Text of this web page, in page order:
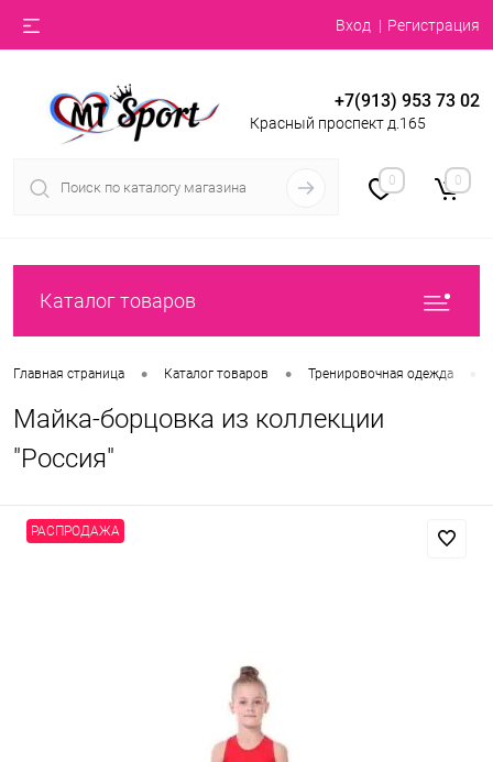
Вход Регистрация
+7(913) 953 73 02
Красный проспект д.165
0 0
Каталог товаров
Главная страница • Каталог товаров • Тренировочная одежда
Майка-борцовка из коллекции
"Россия"
РАСПРОДАЖА